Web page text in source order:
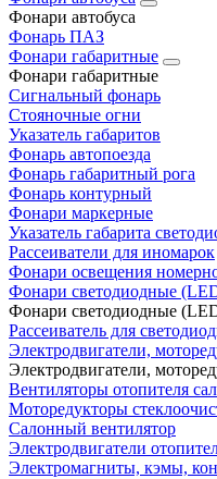
Фонари автобуса
Фонарь ПАЗ
Фонари габаритные
Фонари габаритные
Сигнальный фонарь
Стояночные огни
Указатель габаритов
Фонарь автопоезда
Фонарь габаритный рога
Фонарь контурный
Фонари маркерные
Указатель габарита
Рассеиватели для иномарок
Фонари освещения
Фонари светодиодные
Фонари светодиодные
Рассеиватель для
Электродвигатели,
Электродвигатели,
Вентиляторы отопителя
Моторедукторы
Салонный вентилятор
Электродвигатели
Электромагниты, кэмы,